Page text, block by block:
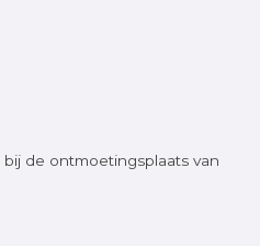
de ontmoetingsplaats van